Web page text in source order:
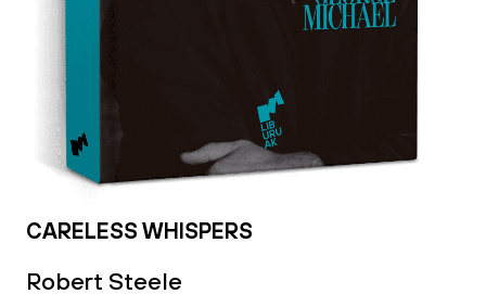
CARELESS WHISPERS
Robert Steele